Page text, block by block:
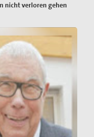
nicht verloren gehen